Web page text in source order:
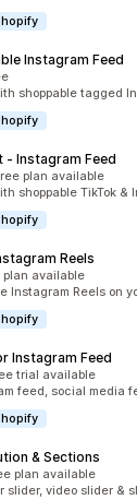
Instagram Feed
shoppable tagged
Instagram Feed
plan available
shoppable TikTok &
Reels
plan available
Instagram Reels on
Instagram Feed
trial available
feed, social media
& Sections
plan available
slider, video slider &